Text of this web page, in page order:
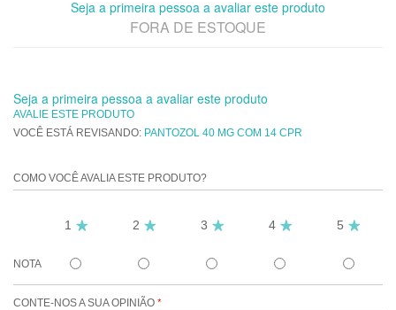
Seja a primeira pessoa a avaliar este produto
FORA DE ESTOQUE
Seja a primeira pessoa a avaliar este produto
AVALIE ESTE PRODUTO
VOCÊ ESTÁ REVISANDO: PANTOZOL 40 MG COM 14 CPR
COMO VOCÊ AVALIA ESTE PRODUTO?
1 2 3 4 5
NOTA
CONTE-NOS A SUA OPINIÃO